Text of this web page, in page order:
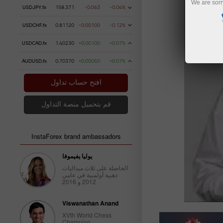
USD to fall victim to Trump’s trade
USDJPY.fx 158.371 -0.063 -0.04%
USDCHF.fx 0.81120 -0.00100 -0.12%
USDCAD.fx 1.40230 +0.00100 +0.07%
AUDUSD.fx 0.70370 +0.00050 +0.07%
افتح حساب تداول
قم بتحميل منصة التداول
InstaForex brand ambassadors
يوليا يفيموفا
الحاصلة على ثلاث ميداليات
ذهبية أولمبية في عامي
2012 و 2016
Viswanathan Anand
XVth World Chess
We are